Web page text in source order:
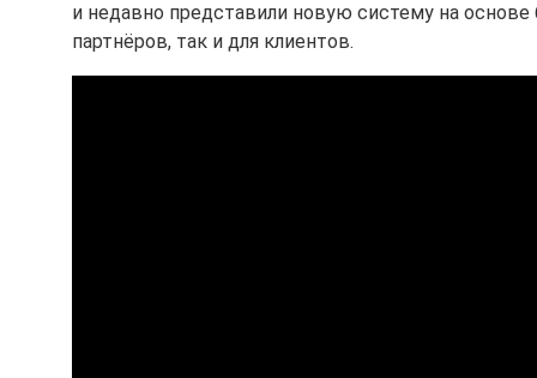
и недавно представили новую систему на
партнёров, так и для клиентов.